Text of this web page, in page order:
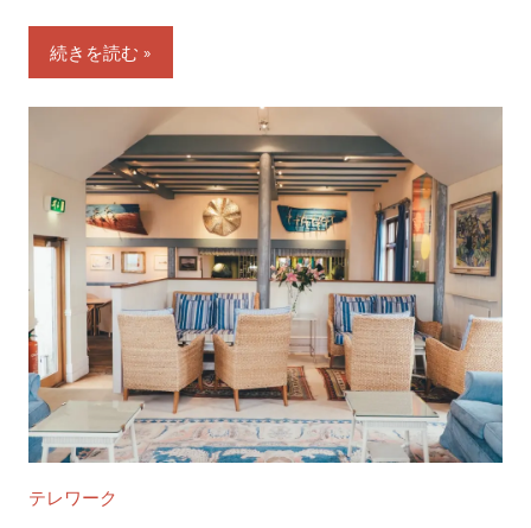
続きを読む
テレワーク